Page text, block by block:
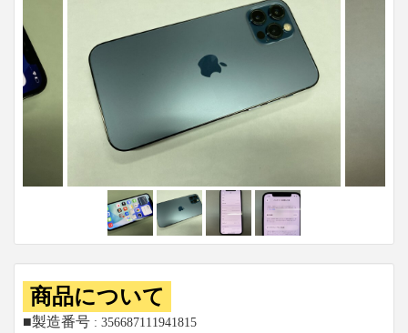
商品について
■製造番号 : 356687111941815